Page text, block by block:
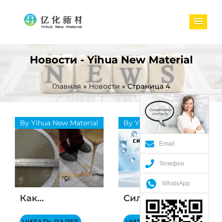
Новости - Yihua New Material
Главная » Новости »Страница 4
By Yihua New Material
Как
By Yihua New Material
Силикат лития
Email
Телефон
WhatsApp